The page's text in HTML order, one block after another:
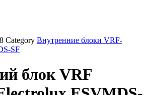
Category Внутренние блоки VRF-
SF
блок VRF